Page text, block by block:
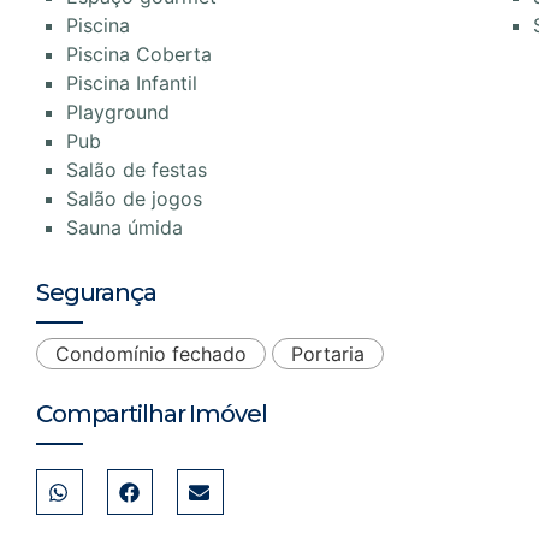
Piscina
Piscina Coberta
Piscina Infantil
Playground
Pub
Salão de festas
Salão de jogos
Sauna úmida
Segurança
Condomínio fechado Portaria
Compartilhar Imóvel